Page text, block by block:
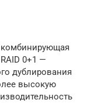
комбинирующая
0+1 —
дублирования
высокую